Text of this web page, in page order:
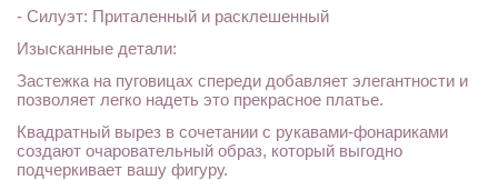
- Силуэт: Приталенный и расклешенный
Изысканные детали:
Застежка на пуговицах спереди добавляет элегантности и
позволяет легко надеть это прекрасное платье.
Квадратный вырез в сочетании с рукавами-фонариками
создают очаровательный образ, который выгодно
подчеркивает вашу фигуру.